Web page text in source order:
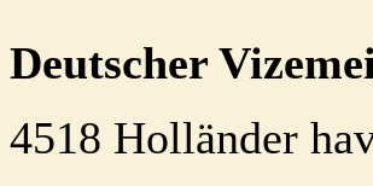
Deutscher
4518 Holländer